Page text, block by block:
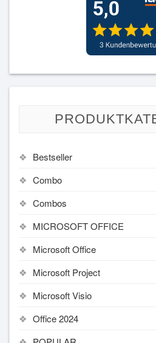
Bestseller
Combo
Combos
MICROSOFT OFFICE
Microsoft Office
Microsoft Project
Microsoft Visio
Office 2024